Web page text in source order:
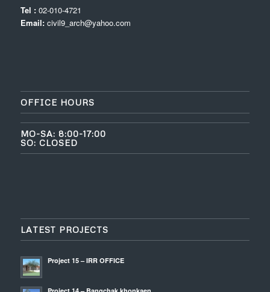
Tel :02-010-4721
Email: civil9_arch@yahoo.com
OFFICE HOURS
MO-SA: 8:00-17:00
SO: CLOSED
LATEST PROJECTS
Project 15 – IRR OFFICE